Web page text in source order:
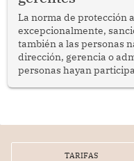
La norma de protección
excepcionalmente,
también a las personas
dirección, gerencia o
personas hayan
por la frustrada
TARIFAS